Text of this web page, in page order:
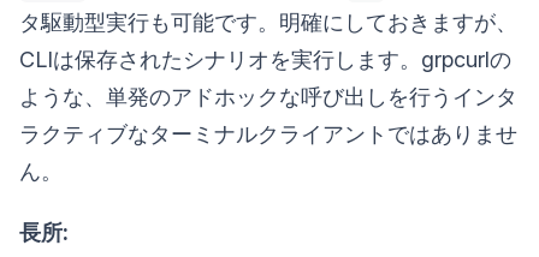
タ駆動型実行も可能です。明確にしておきますが、
CLIは保存されたシナリオを実行します。grpcurlの
ような、単発のアドホックな呼び出しを行うインタ
ラクティブなターミナルクライアントではありませ
ん。
長所: